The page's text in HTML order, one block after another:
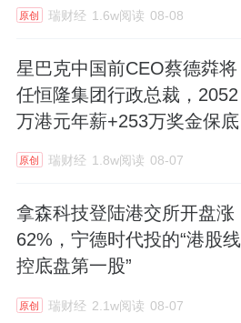
原创 瑞财经 1.6w阅读 08-08
星巴克中国前CEO蔡德粦将
任恒隆集团行政总裁，2052
万港元年薪+253万奖金保底
原创 瑞财经 1.8w阅读 08-07
拿森科技登陆港交所开盘涨
62%，宁德时代投的“港股线
控底盘第一股”
原创 瑞财经 2.1w阅读 08-07